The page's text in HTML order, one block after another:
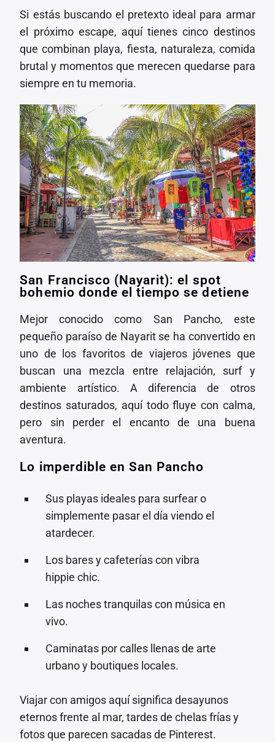
Si estás buscando el pretexto ideal para armar
el próximo escape, aquí tienes cinco destinos
que combinan playa, fiesta, naturaleza, comida
brutal y momentos que merecen quedarse para
siempre en tu memoria.
San Francisco (Nayarit): el spot
bohemio donde el tiempo se detiene
Mejor conocido como San Pancho, este
pequeño paraíso de Nayarit se ha convertido en
uno de los favoritos de viajeros jóvenes que
buscan una mezcla entre relajación, surf y
ambiente artístico. A diferencia de otros
destinos saturados, aquí todo fluye con calma,
pero sin perder el encanto de una buena
aventura.
Lo imperdible en San Pancho
Sus playas ideales para surfear o
simplemente pasar el día viendo el
atardecer.
Los bares y cafeterías con vibra
hippie chic.
Las noches tranquilas con música en
vivo.
Caminatas por calles llenas de arte
urbano y boutiques locales.
Viajar con amigos aquí significa desayunos
eternos frente al mar, tardes de chelas frías y
fotos que parecen sacadas de Pinterest.